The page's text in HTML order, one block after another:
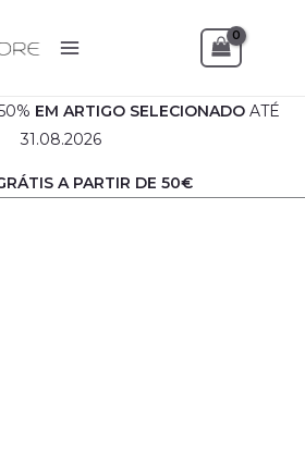
EM ARTIGO SELECIONADO ATÉ
31.08.2026
A PARTIR DE 50€